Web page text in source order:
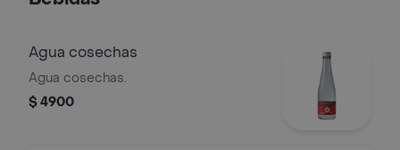
Agua cosechas
Agua cosechas.
$ 4900